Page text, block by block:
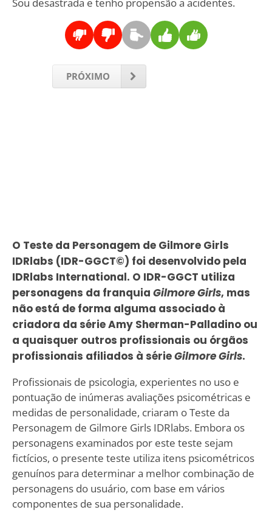
Sou desastrada e tenho propensão a acidentes.
PRÓXIMO
O Teste da Personagem de Gilmore Girls
IDRlabs (IDR-GGCT©) foi desenvolvido pela
IDRlabs International. O IDR-GGCT utiliza
personagens da franquia Gilmore Girls, mas
não está de forma alguma associado à
criadora da série Amy Sherman-Palladino ou
a quaisquer outros profissionais ou órgãos
profissionais afiliados à sérieGilmore Girls.
Profissionais de psicologia, experientes no uso e
pontuação de inúmeras avaliações psicométricas e
medidas de personalidade, criaram o Teste da
Personagem de Gilmore Girls IDRlabs. Embora os
personagens examinados por este teste sejam
fictícios, o presente teste utiliza itens psicométricos
genuínos para determinar a melhor combinação de
personagens do usuário, com base em vários
componentes de sua personalidade.